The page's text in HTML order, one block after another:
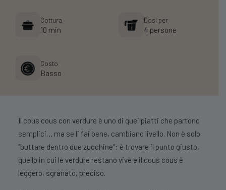
Cottura
10 min
Dosi per
4 persone
Costo
Basso
Il cous cous con verdure è uno di quei piatti che partono
semplici… ma se li fai bene, cambiano livello. Non è solo
“buttare dentro due zucchine”: è trovare il punto giusto,
quello in cui le verdure restano vive e il cous cous è
leggero, sgranato, preciso.